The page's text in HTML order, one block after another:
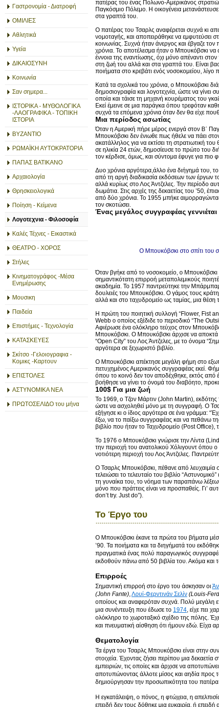
Γαστρονομία - Διατροφή
ΟΜΙΛΙΕΣ
Αθλητικά
Υγεία
ΔΙΚΑΙΟΣΥΝΗ
Κοινωνία
Σαν σημερα...
ΙΣΤΟΡΙΚΑ - ΜΥΘΟΛΟΓΙΚΑ
-ΛΑΟΓΡΑΦΙΚΑ - ΤΟΠΙΚΗ
ΙΣΤΟΡΙΑ
ΒΥΖΑΝΤΙΟ
ΡΩΜΑΪΚΗ ΑΥΤΟΚΡΑΤΟΡΙΑ
ΠΑΠΑΣ ΒΑΤΙΚΑΝΟ
Αρχαιολογία
Θρησκειολογικά
Ποίηση - Κείμενα
Λογοτεχνια - Φιλοσοφία
Καλές Τέχνες - Εικαστικά
ΘΕΑΤΡΟ - ΧΟΡΟΣ
Στήλες
Κινηματογράφος -Μέσα
Ενημέρωσης
Μουσικη
Παιδεία
Επιστήμες - Τεχνολογία
ΚΑΤΑΣΚΕΥΕΣ
Σκίτσο -Γελοιογραφια -
Κομικς -Καρτουν
ΕΠΙΣΤΟΛΕΣ
ΑΣΤΥΝΟΜΙΚΑ ΝΕΑ
ΠΡΩΤΟΣΕΛΙΔΟ του μήνα
πατέρας του ένας Πολωνο-Αμερικάνος
Παγκόσμιο Πόλεμο. Η οικογένεια
στα γραπτά του.
O πατέρας του Τσαρλς αναφέρεται συχνά κι
νομοταγής, και αποπειράθηκε να εμφυτεύσει
κοινωνίας. Συχνά ήταν άνεργος και έβγαζε
χρόνια. Το αποτέλεσμα ήταν ο Μπουκόβσκι να
έννοια της εναντίωσης, όχι μόνο απέναντι
στη ζωή του αλλά και στα γραπτά του. Είναι
ποιήματα στο κρεβάτι ενός νοσοκομείου, λίγο
Κατά τα σχολικά του χρόνια, ο Μπουκόβσκι
δημοσιογραφία και λογοτεχνία, ώστε να
οποία και τάισε τη μηχανή κουρέματος του
Εκεί έμεινε σε μια παράγκα όπου τρεφόταν
συχνά τα επόμενα χρόνια όταν δεν θα είχε
Μια περίοδος ασωτίας
Όταν η Αμερική πήρε μέρος ενεργά στον Β΄
Μπουκόβσκι δεν ένιωθε πως ήθελε να πάει
ακατάλληλος για να εκτίσει τη στρατιωτική
σε ηλικία 24 ετών, δημοσίευσε το πρώτο του
τον κέρδισε, όμως, και σύντομα έφυγε για πιο
Δυο χρόνια αργότερα,άλλο ένα διήγημά του,
από τη αργή διαδικασία εκδόσεων των έργων
αλλά κυρίως στο Λος Άντζελες. Την περίοδο
δωμάτια. Στις αρχές της δεκαετίας του ’50,
από δύο χρόνια. Το 1955 μπήκε
τον σκοτώσει.
Ένας μεγάλος συγγραφέας γεννιέται
Ο Μπουκόβσκι στο σπίτι του
Όταν βγήκε από το νοσοκομείο, ο Μπουκόβσκι
σημαντικότατη επιρροή μεταπολεμικούς
ακαδημία. To 1957 παντρεύτηκε την
δουλειές του Μπουκόβσκι. Ο γάμος τους
αλλά και στο ταχυδρομείο ως ταμίας, μια
Η πρώτη του ποιητική συλλογή “Flower, Fist
Webb ο οποίος εξέδιδε το περιοδικό “The
Αφιέρωσε ένα ολόκληρο τεύχος στον
Μπουκόβσκι. Ο Μπουκόβσκι άρχισε να αποκτά
“Open City” του Λος Άντζελες, με το όνομα
αργότερα σε ξεχωριστό βιβλίο.
Ο Μπουκόβσκι απέκτησε μεγάλη φήμη στο
πετυχημένος Αμερικανός συγγραφέας εκεί.
όπου το κοινό δεν τον αποδέχθηκε, εκτός
βοήθησε να γίνει το όνομά του διαβόητο,
100$ Για μια ζωή
Το 1969, ο Τζον Μάρτιν (John Martin),
ώστε να ασχοληθεί μόνο με τη συγγραφή. Ο
εξήγησε κι ο ίδιος αργότερα σε ένα γράμμα:
έξω, να το παίξω συγγραφέας και να πεθάνω
βιβλίο που ήταν το Ταχυδρομείο (Post Office),
Το 1976 ο Μπουκόβσκι γνώρισε την Λίντα
την περιοχή του ανατολικού Χόλιγουντ όπου
νοτιότερη περιοχή του Λος Άντζελες.
Ο Τσαρλς Μπουκόβσκι, πέθανε από λευχαιμία
τελειώσει το τελευταίο του βιβλίο
τη γυναίκα του, το νόημα των παραπάνω
μόνο που πράττεις είναι να προσπαθείς.
don’t try. Just do”).
Το Έργο του
O Μπουκόβσκι έκανε τα πρώτα του βήματα
’90. Τα ποιήματα και τα διηγήματά του
πραγματικά ένας πολύ παραγωγικός
εκδοθούν πάνω από 50 βιβλία του. Ακόμα και
Επιρροές
Σημαντική επιρροή στο έργο του άσκησαν οι
(John Fante),Λουί-Φερντινάν Σελίν (Louis-
οποίους και αναφερόταν συχνά. Πολύ μεγάλη
μια συνέντευξη που έδωσε το 1974, είχε πει
ολόκληρο το χωροταξικό σχέδιο της πόλης.
και πνευματική αίσθηση ότι ήμουν εδώ.
Θεματολογία
Τα έργα του Τσαρλς Μπουκόβσκι είναι στην
στοιχεία. Έχοντας ζήσει περίπου μια
εμπειριών, τις οποίες και άρχισε να
αποτυπώνοντας άλλοτε μίσος και αηδία προς
δημιούργησαν την προσωπικότητα του
Η εγκατάλειψη, ο πόνος, η φτώχεια, η
επειδή δεν τους δόθηκε μια ευκαιρία, ή